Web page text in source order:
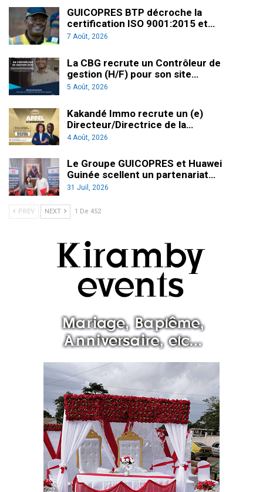
GUICOPRES BTP décroche la
certification ISO 9001:2015 et…
7 Août, 2026
La CBG recrute un Contrôleur de
gestion (H/F) pour son site…
5 Août, 2026
Kakandé Immo recrute un (e)
Directeur/Directrice de la…
4 Août, 2026
Le Groupe GUICOPRES et Huawei
Guinée scellent un partenariat…
31 Juil, 2026
PREV NEXT 1 De 452